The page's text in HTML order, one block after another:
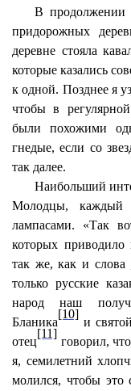
В продолжении
придорожных
деревне стояла
которые казались
к одной. Позднее я
чтобы в
были похожими
гнедые, если со
так далее.
Наибольший
Молодцы, каждый
лампасами. «Так
которых приводило
так же, как и слова
только русские
народ наш
Бланика
[10]
и
отец
[11]
говорил,
я, семилетний
молился, чтобы это